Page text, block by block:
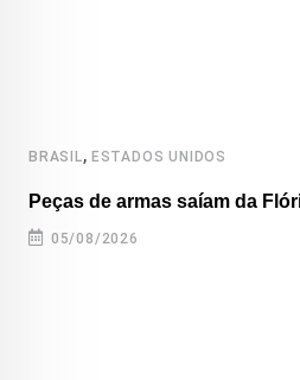
BRASIL, ESTADOS UNIDOS
Peças de armas saíam da
05/08/2026